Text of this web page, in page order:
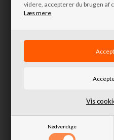
videre, accepterer du brugen af
Læs mere
Nødvendige
Vis
Land Rover Defender 300 Tdi